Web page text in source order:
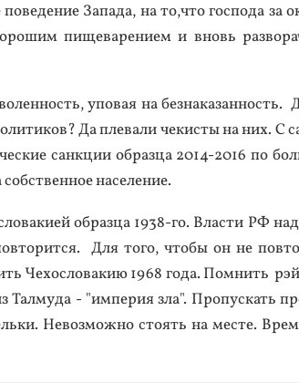
За­пада, на то,что гос­по­да за
пи­щева­рени­ем и вновь
упо­вая на
Да пле­вали че­кис­ты на них. С
сан­кции об­разца 2014-2016 по
на­селе­ние.
об­разца 1938-го. Влас­ти РФ
Для то­го, что­бы он не
Че­хос­ло­вакию 1968 го­да. Пом­нить
Тал­му­да - "им­пе­рия зла". Про­пус­кать
Не­воз­можно сто­ять на мес­те.